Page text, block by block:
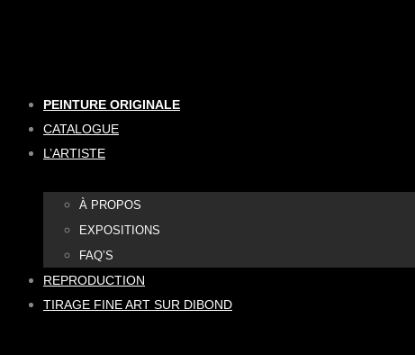
PEINTURE ORIGINALE
CATALOGUE
L’ARTISTE
À PROPOS
EXPOSITIONS
FAQ’S
REPRODUCTION
TIRAGE FINE ART SUR DIBOND